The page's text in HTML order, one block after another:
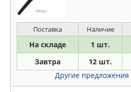
Поставка Наличие
На складе 1 шт.
Завтра 12 шт.
Другие предложения